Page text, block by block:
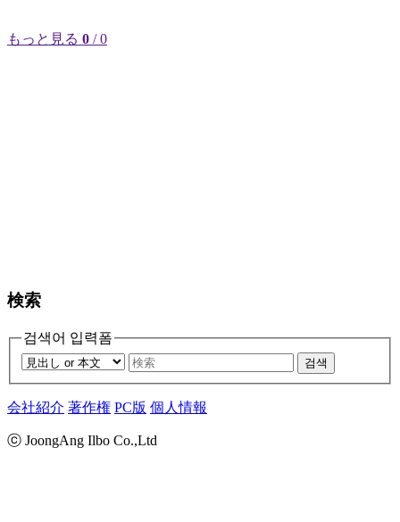
もっと見る 0 / 0
検索
검색어 입력폼
검색
会社紹介 著作権 PC版 個人情報
ⓒ JoongAng Ilbo Co.,Ltd